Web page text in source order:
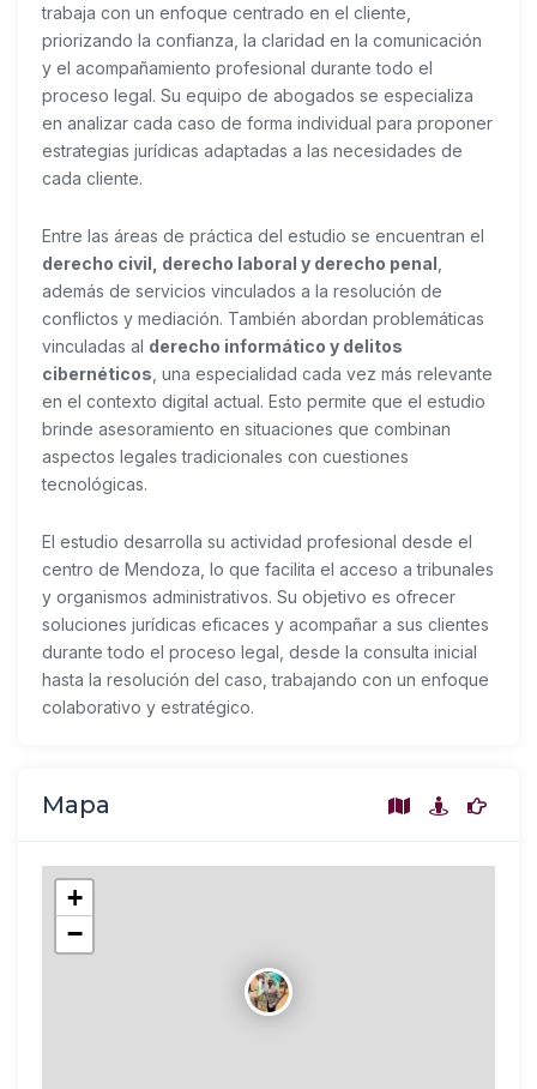
trabaja con un enfoque centrado en el cliente,
priorizando la confianza, la claridad en la comunicación
y el acompañamiento profesional durante todo el
proceso legal. Su equipo de abogados se especializa
en analizar cada caso de forma individual para proponer
estrategias jurídicas adaptadas a las necesidades de
cada cliente.
Entre las áreas de práctica del estudio se encuentran el
derecho civil, derecho laboral y derecho penal
además de servicios vinculados a la resolución de
conflictos y mediación. También abordan problemáticas
vinculadas al derecho informático y delitos
cibernéticos , una especialidad cada vez más relevante
en el contexto digital actual. Esto permite que el estudio
brinde asesoramiento en situaciones que combinan
aspectos legales tradicionales con cuestiones
tecnológicas.
El estudio desarrolla su actividad profesional desde el
centro de Mendoza, lo que facilita el acceso a tribunales
y organismos administrativos. Su objetivo es ofrecer
soluciones jurídicas eficaces y acompañar a sus clientes
durante todo el proceso legal, desde la consulta inicial
hasta la resolución del caso, trabajando con un enfoque
colaborativo y estratégico.
Mapa
+
−